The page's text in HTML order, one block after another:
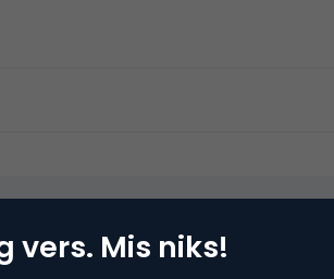
vers. Mis niks!